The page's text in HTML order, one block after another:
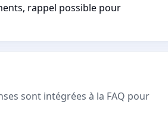
rappel possible pour
sont intégrées à la FAQ pour